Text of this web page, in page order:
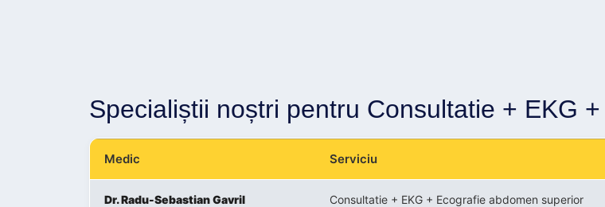
Specialiștii noștri pentru Consultatie + EKG
Medic Serviciu
Dr. Radu-Sebastian Gavril Consultatie + EKG + Ecografie abdomen superior